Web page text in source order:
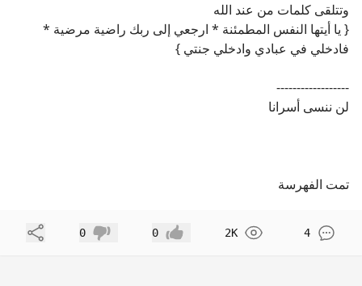
وتتلقى كلمات من عند الله
{ يا أيتها النفس المطمئنة * ارجعي إلى ربك راضية مرضية *
فادخلي في عبادي وادخلي جنتي }
------------------
لن ننسى أسرانا
تمت الفهرسة
4
2K إعجاب 0 عدم إعجاب
0 مشاركة